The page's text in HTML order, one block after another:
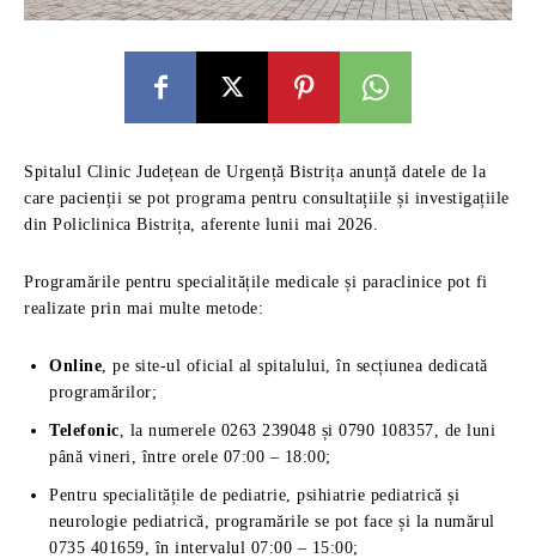
Spitalul Clinic Județean de Urgență Bistrița anunță datele de la
care pacienții se pot programa pentru consultațiile și investigațiile
din Policlinica Bistrița, aferente lunii mai 2026.
Programările pentru specialitățile medicale și paraclinice pot fi
realizate prin mai multe metode:
Online, pe site-ul oficial al spitalului, în secțiunea dedicată
programărilor;
Telefonic, la numerele 0263 239048 și 0790 108357, de luni
până vineri, între orele 07:00 – 18:00;
Pentru specialitățile de pediatrie, psihiatrie pediatrică și
neurologie pediatrică, programările se pot face și la numărul
0735 401659, în intervalul 07:00 – 15:00;